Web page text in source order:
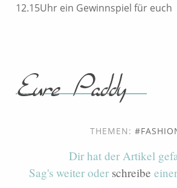
12.15Uhr ein Gewinnspiel für euch
THEMEN:
Dir hat der Artikel
Sag's weiter oder schreibe